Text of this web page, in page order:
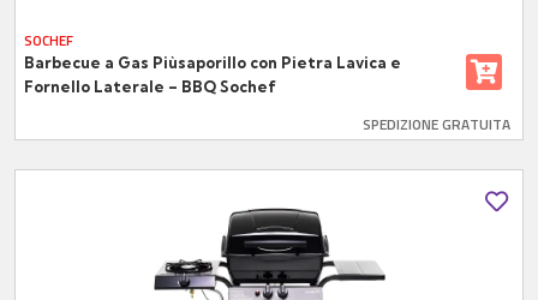
SOCHEF
Barbecue a Gas Piùsaporillo con Pietra Lavica e
Fornello Laterale – BBQ Sochef
SPEDIZIONE GRATUITA